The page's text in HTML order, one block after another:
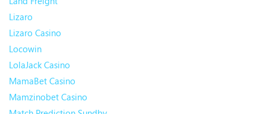
Lizaro
Lizaro Casino
Locowin
LolaJack Casino
MamaBet Casino
Mamzinobet Casino